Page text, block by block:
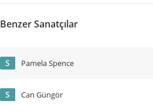
Benzer Sanatçılar
S Pamela Spence
S Can Güngör